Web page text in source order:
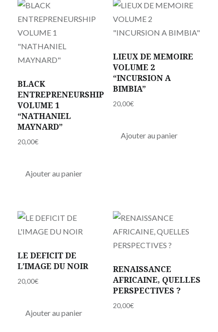
"INCURSION
A
BIMBIA"
BLACK
ENTREPRENEURSHIP
VOLUME 1
“NATHANIEL
MAYNARD”
20,00€
Ajouter au panier
LIEUX DE MEMOIRE
VOLUME 2
“INCURSION A
BIMBIA”
20,00€
Ajouter au panier
LE DEFICIT DE
L’IMAGE DU NOIR
20,00€
Ajouter au panier
RENAISSANCE
AFRICAINE, QUELLES
PERSPECTIVES ?
20,00€